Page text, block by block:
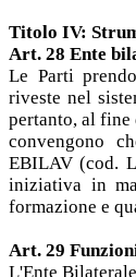
Titolo IV:
Art. 28 Ente
Le Parti
riveste nel
pertanto, al fine
convengono
EBILAV (cod.
iniziativa in
formazione e
Art. 29
L'Ente